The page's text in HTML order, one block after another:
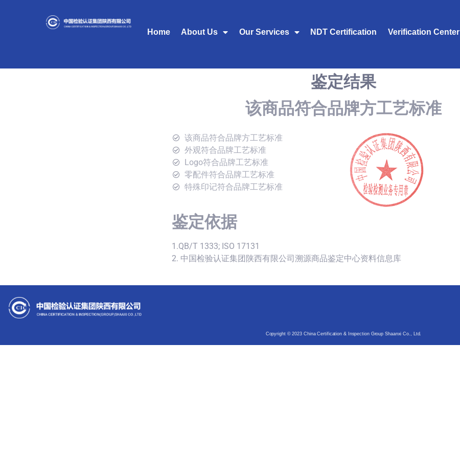
Home About Us Our Services NDT Certification Verification Center
鉴定结果
该商品符合品牌方工艺标准
该商品符合品牌方工艺标准
外观符合品牌工艺标准
Logo符合品牌工艺标准
零配件符合品牌工艺标准
特殊印记符合品牌工艺标准
鉴定依据
1.QB/T 1333; ISO 17131
2. 中国检验认证集团陕西有限公司溯源商品鉴定中心资料信息库
Copyright © 2023 China Certification & Inspection Group Shaanxi Co., Ltd.